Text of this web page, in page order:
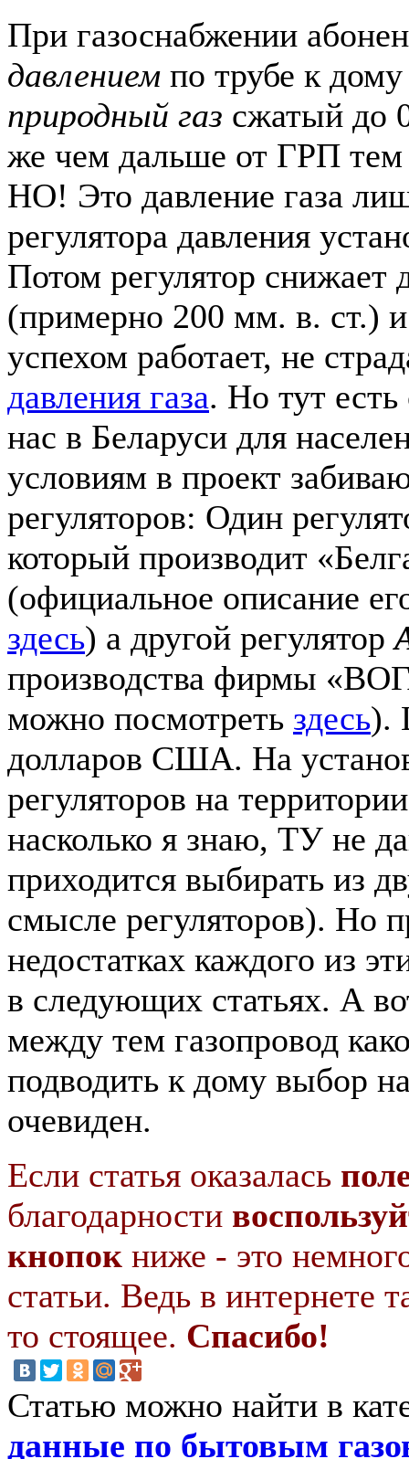
При газоснабжении
давлением по трубе к дому
природный газ сжатый до
же чем дальше от ГРП тем
НО! Это давление газа
регулятора давления
Потом регулятор снижает
(примерно 200 мм. в. ст.)
успехом работает, не
давления газа. Но тут
нас в Беларуси для
условиям в проект
регуляторов: Один
который производит
(официальное описание
здесь) а другой регулятор
производства фирмы
можно посмотреть здесь).
долларов США. На
регуляторов на
насколько я знаю, ТУ не
приходится выбирать из
смысле регуляторов). Но
недостатках каждого из
в следующих статьях. А
между тем газопровод
подводить к дому выбор
очевиден.
Если статья оказалась
благодарности
кнопок ниже - это
статьи. Ведь в интернете
то стоящее. Спасибо!
Статью можно найти в
данные по бытовым